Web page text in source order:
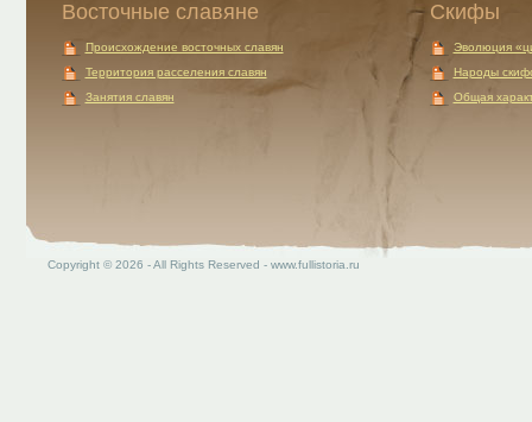
Восточные славяне
Происхождение восточных славян
Территория расселения славян
Занятия славян
Скифы
Эволюция
Народы
Общая
Copyright © 2026 - All Rights Reserved - www.fullistoria.ru